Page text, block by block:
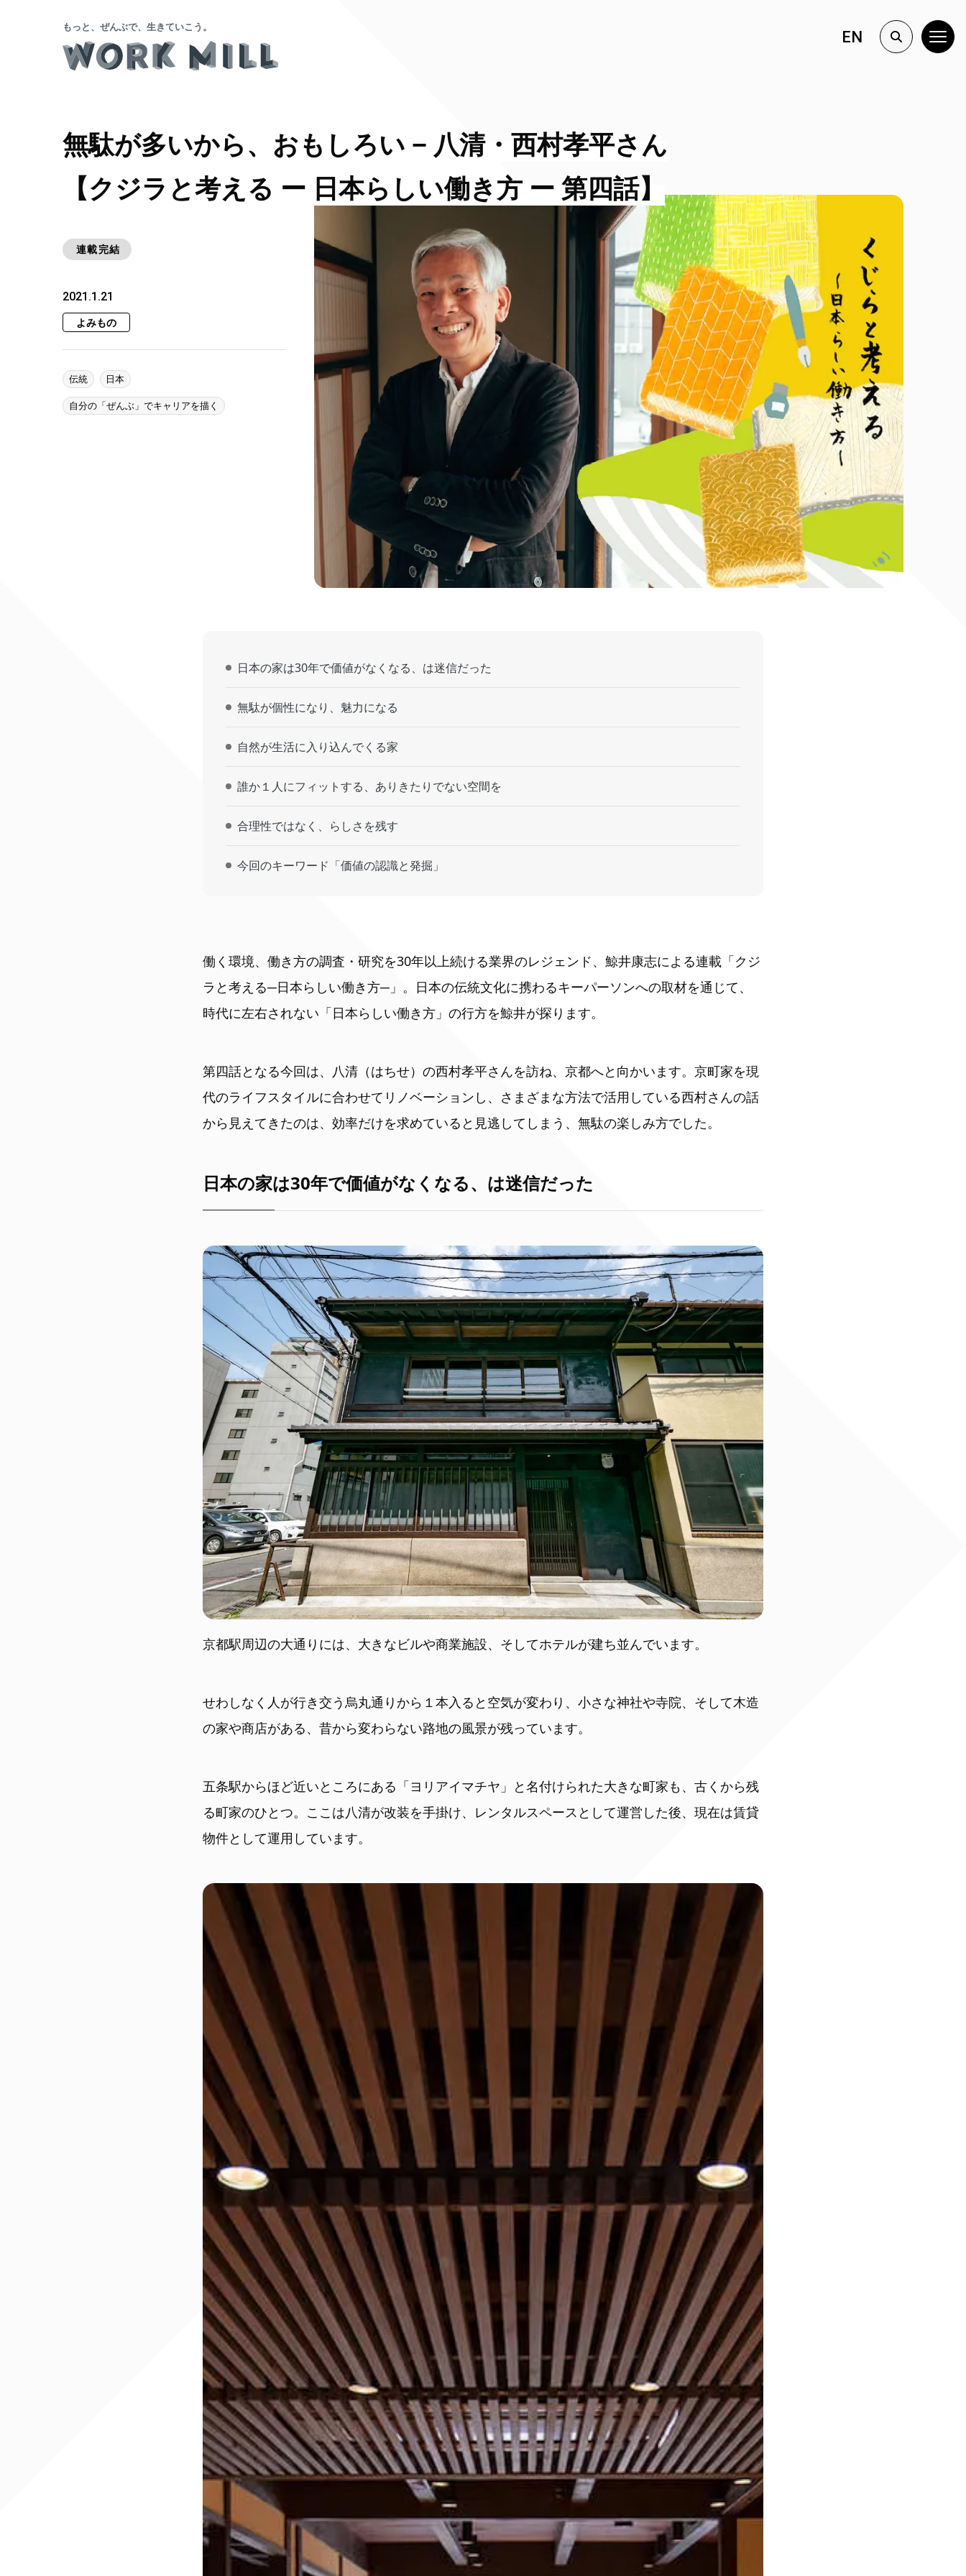
もっと、ぜんぶで、生きていこう。
EN
無駄が多いから、おもしろい − 八清・西村孝平さん
【クジラと考える ー 日本らしい働き方 ー 第四話】
連載完結
2021.1.21
よみもの
伝統 日本
自分の「ぜんぶ」でキャリアを描く
日本の家は30年で価値がなくなる、は迷信だった
無駄が個性になり、魅力になる
自然が生活に入り込んでくる家
誰か１人にフィットする、ありきたりでない空間を
合理性ではなく、らしさを残す
今回のキーワード「価値の認識と発掘」
働く環境、働き方の調査・研究を30年以上続ける業界のレジェンド、鯨井康志による連載「クジ
ラと考える─日本らしい働き方─」。日本の伝統文化に携わるキーパーソンへの取材を通じて、
時代に左右されない「日本らしい働き方」の行方を鯨井が探ります。
第四話となる今回は、八清（はちせ）の西村孝平さんを訪ね、京都へと向かいます。京町家を現
代のライフスタイルに合わせてリノベーションし、さまざまな方法で活用している西村さんの話
から見えてきたのは、効率だけを求めていると見逃してしまう、無駄の楽しみ方でした。
日本の家は30年で価値がなくなる、は迷信だった
京都駅周辺の大通りには、大きなビルや商業施設、そしてホテルが建ち並んでいます。
せわしなく人が行き交う烏丸通りから１本入ると空気が変わり、小さな神社や寺院、そして木造
の家や商店がある、昔から変わらない路地の風景が残っています。
五条駅からほど近いところにある「ヨリアイマチヤ」と名付けられた大きな町家も、古くから残
る町家のひとつ。ここは八清が改装を手掛け、レンタルスペースとして運営した後、現在は賃貸
物件として運用しています。